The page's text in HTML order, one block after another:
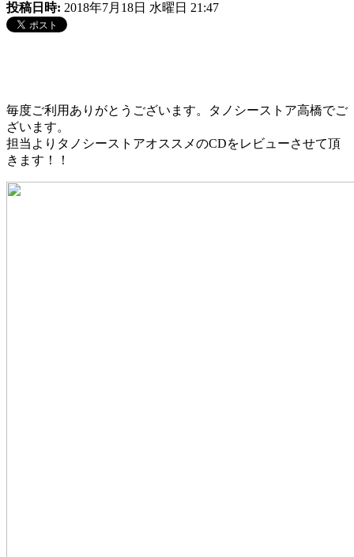
投稿日時: 2018年7月18日 水曜日 21:47
毎度ご利用ありがとうございます。タノシーストア高橋でご
ざいます。
担当よりタノシーストアオススメのCDをレビューさせて頂
きます！！